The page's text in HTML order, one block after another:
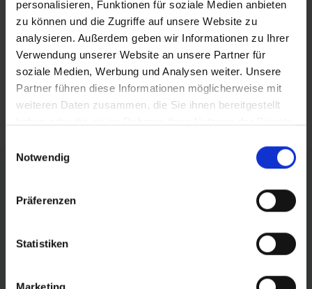
personalisieren, Funktionen für soziale Medien anbieten
zu können und die Zugriffe auf unsere Website zu
analysieren. Außerdem geben wir Informationen zu Ihrer
Verwendung unserer Website an unsere Partner für
soziale Medien, Werbung und Analysen weiter. Unsere
Partner führen diese Informationen möglicherweise mit
weiteren Daten zusammen, die Sie ihnen bereitgestellt
Notwendig
Präferenzen
Statistiken
Marketing
posten
teilen
mail
RSS FEED
FÖRDERER DES SPORTS IN SACHSEN-ANHALT